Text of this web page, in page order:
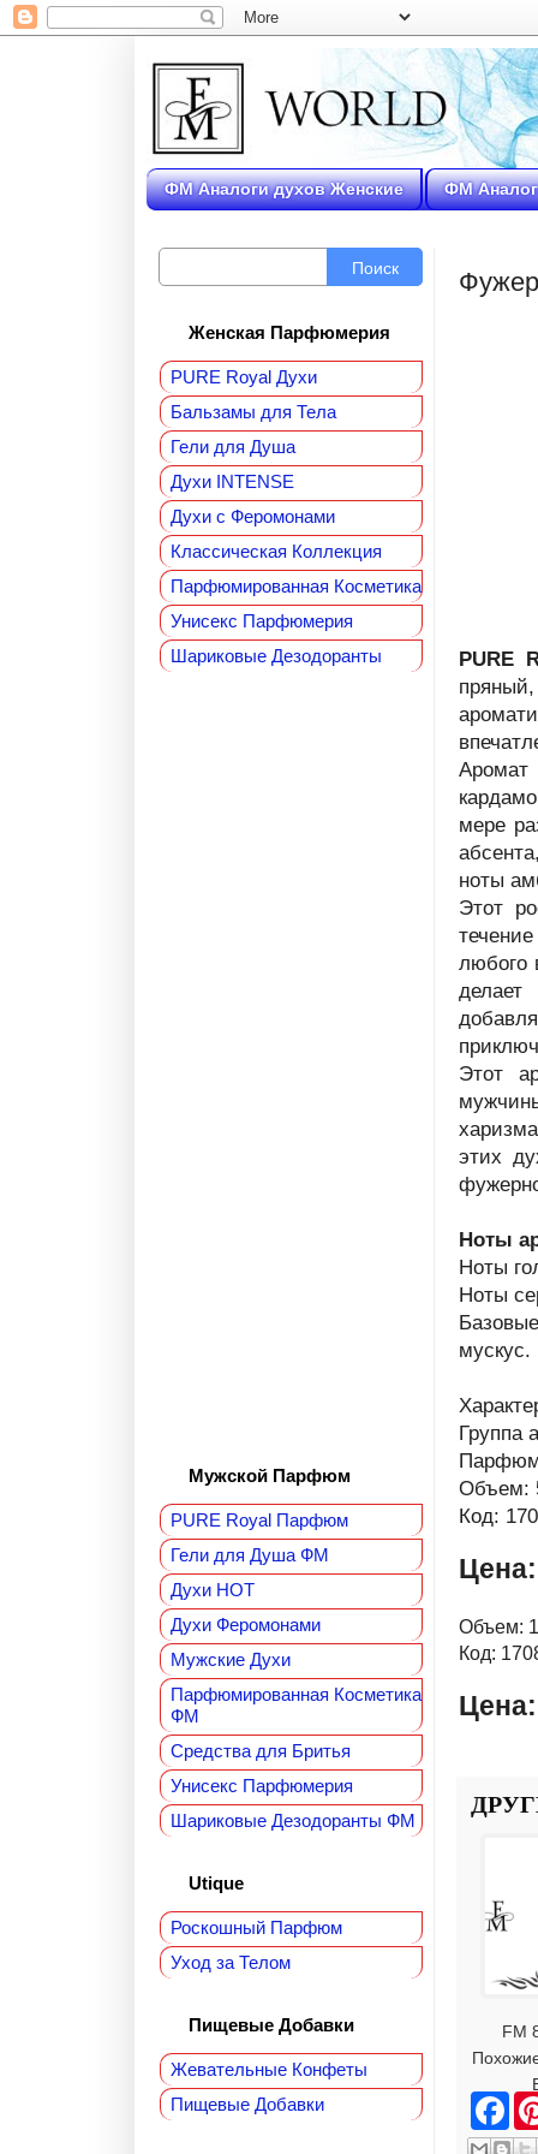
ФМ Аналоги духов Женские ФМ
PURE
Аромат
мере
ноты
Этот
любого
Этот
этих
Ноты
Ноты
Ноты
мускус.
Группа
Объем:
Код:
Цена:
Объем:
Код:
FM
F
c
Поиск
Женская Парфюмерия
PURE Royal Духи
Бальзамы для Тела
Гели для Душа
Духи INTENSE
Духи с Феромонами
Классическая Коллекция
Парфюмированная Косметика
Унисекс Парфюмерия
Шариковые Дезодоранты
Мужской Парфюм
PURE Royal Парфюм
Гели для Душа ФМ
Духи HOT
Духи Феромонами
Мужские Духи
Парфюмированная Косметика
ФМ
Средства для Бритья
Унисекс Парфюмерия
Шариковые Дезодоранты ФМ
Utique
Роскошный Парфюм
Уход за Телом
Пищевые Добавки
Жевательные Конфеты
Пищевые Добавки